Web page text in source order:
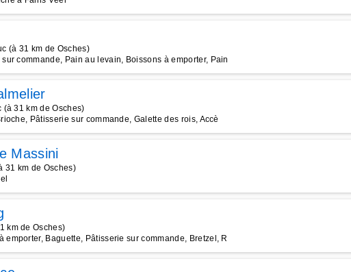
(à 31 km de Osches)
commande, Pain au levain, Boissons à emporter, Pain
31 km de Osches)
Pâtisserie sur commande, Galette des rois, Accè
Massini
31 km de Osches)
km de Osches)
emporter, Baguette, Pâtisserie sur commande, Bretzel, R